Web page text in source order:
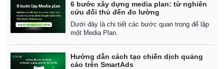
6 bước xây dựng media plan: từ nghiên
cứu đối thủ đến đo lường
Dưới đây là chi tiết các bước quan trọng để lập
một Media Plan.
Hướng dẫn cách tạo chiến dịch quảng
cáo trên SmartAds